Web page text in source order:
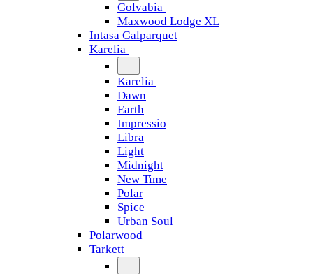
Golvabia
Maxwood Lodge XL
Intasa Galparquet
Karelia
Karelia
Dawn
Earth
Impressio
Libra
Light
Midnight
New Time
Polar
Spice
Urban Soul
Polarwood
Tarkett